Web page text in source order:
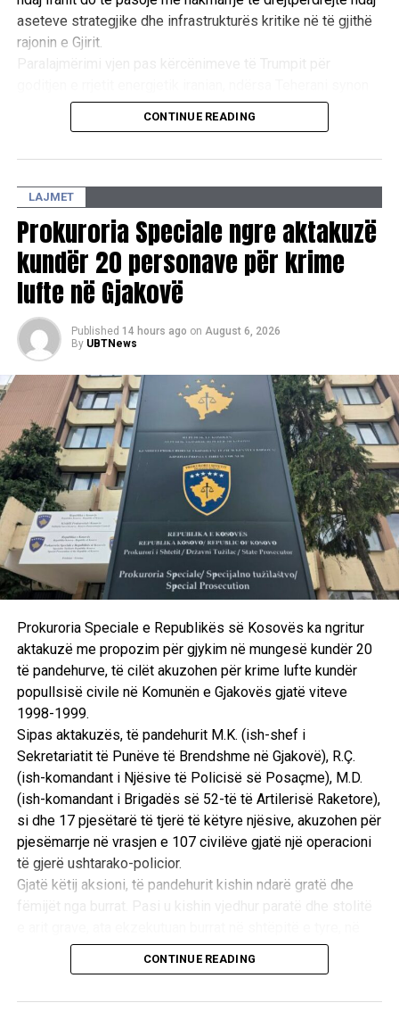
aseteve strategjike dhe infrastrukturës kritike në të gjithë
rajonin e Gjirit.
ta përdorë rrezikun e një tronditjeje të madhe ekonomike
globale si mjet trysnie për të shmangur përshkallëzimin
CONTINUE READING
LAJMET
Prokuroria Speciale ngre aktakuzë
kundër 20 personave për krime
lufte në Gjakovë
Published 14 hours ago on August 6, 2026
By UBTNews
Prokuroria Speciale e Republikës së Kosovës ka ngritur
aktakuzë me propozim për gjykim në mungesë kundër 20
të pandehurve, të cilët akuzohen për krime lufte kundër
popullsisë civile në Komunën e Gjakovës gjatë viteve
1998-1999.
Sipas aktakuzës, të pandehurit M.K. (ish-shef i
Sekretariatit të Punëve të Brendshme në Gjakovë), R.Ç.
(ish-komandant i Njësive të Policisë së Posaçme), M.D.
(ish-komandant i Brigadës së 52-të të Artilerisë Raketore),
si dhe 17 pjesëtarë të tjerë të këtyre njësive, akuzohen për
pjesëmarrje në vrasjen e 107 civilëve gjatë një operacioni
të gjerë ushtarako-policior.
Gjatë këtij aksioni, të pandehurit kishin ndarë gratë dhe
oborre dhe te lokacioni i njohur si “Ura e Taliqit”, si dhe u
vunë flakën shtëpive të tyre. /E.A/
CONTINUE READING